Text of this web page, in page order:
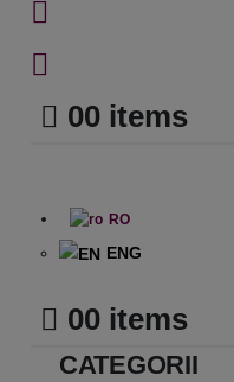
00 items
RO
ENG
00 items
CATEGORII